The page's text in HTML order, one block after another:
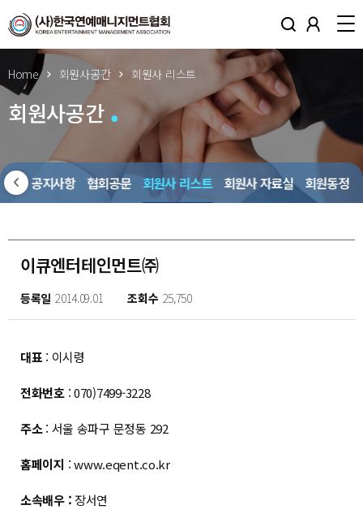
Home 회원사공간 회원사 리스트
회원사공간
원사 공지사항 협회공문 회원사 리스트 회원사 자료실 회원동정
이큐엔터테인먼트㈜
등록일 2014.09.01 조회수 25,750
대표: 이시령
전화번호: 070)7499-3228
주소: 서울 송파구 문정동 292
홈페이지 :www.eqent.co.kr
소속배우 : 장서연